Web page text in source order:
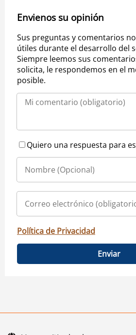
Envienos su opinión
Sus preguntas y comentarios
útiles durante el desarrollo del
Siempre leemos sus
solicita, le respondemos en el
posible.
Quiero una respuesta para
Política de Privacidad
Enviar